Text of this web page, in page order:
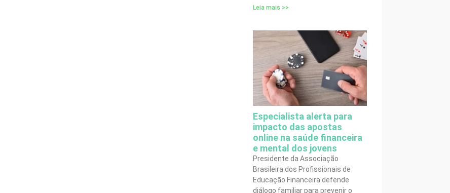
Leia mais >>
Especialista alerta para
impacto das apostas
online na saúde financeira
e mental dos jovens
Presidente da Associação
Brasileira dos Profissionais de
Educação Financeira defende
diálogo familiar para prevenir o